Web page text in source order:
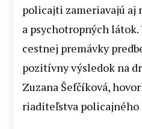
policajti zameriavajú aj
a psychotropných látok.
cestnej premávky
pozitívny výsledok na
Zuzana Šefčíková,
riaditeľstva policajného